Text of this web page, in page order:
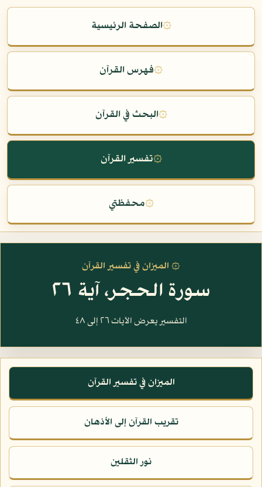
۞الصفحة الرئيسية
۞فهرس القرآن
۞البحث في القرآن
۞تفسير القرآن
۞محفظتي
۞ الميزان في تفسير القرآن
سورة الحجر، آية ٢٦
التفسير يعرض الآيات ٢٦ إلى ٤٨
الميزان في تفسير القرآن
تقريب القرآن إلى الأذهان
نور الثقلين